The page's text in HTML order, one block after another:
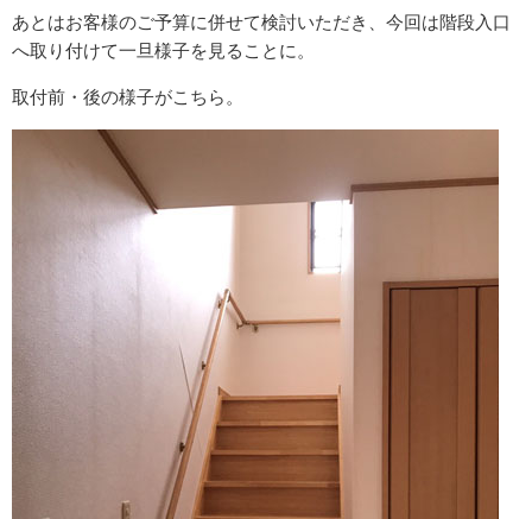
あとはお客様のご予算に併せて検討いただき、今回は階段入口
へ取り付けて一旦様子を見ることに。
取付前・後の様子がこちら。